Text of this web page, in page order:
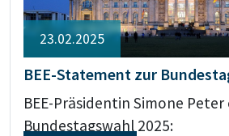
23.02.2025
BEE-Statement zur
BEE-Präsidentin Simone
Bundestagswahl 2025: